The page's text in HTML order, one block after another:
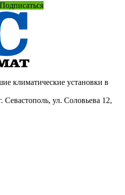
Подписаться
климатические установки в
ул. Соловьева 12,